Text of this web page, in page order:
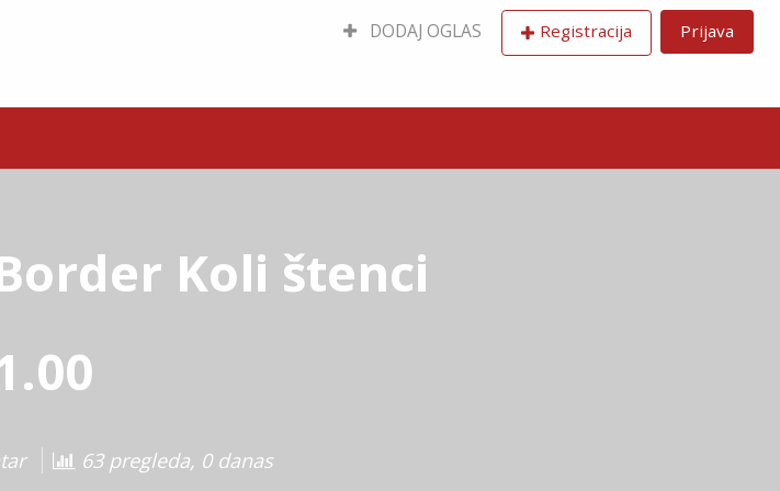
DODAJ OGLAS Registracija Prijava
Koli štenci
63 pregleda, 0 danas